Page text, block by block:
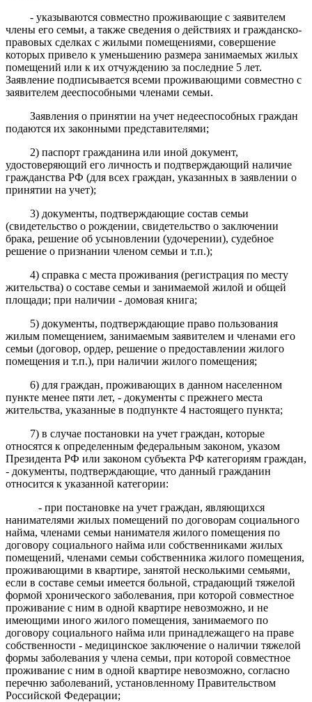
- указываются совместно проживающие с заявителем
члены его семьи, а также сведения о действиях и гражданско-
правовых сделках с жилыми помещениями, совершение
которых привело к уменьшению размера занимаемых жилых
помещений или к их отчуждению за последние 5 лет.
Заявление подписывается всеми проживающими совместно с
заявителем дееспособными членами семьи.
Заявления о принятии на учет недееспособных граждан
подаются их законными представителями;
2) паспорт гражданина или иной документ,
удостоверяющий его личность и подтверждающий наличие
гражданства РФ (для всех граждан, указанных в заявлении о
принятии на учет);
3) документы, подтверждающие состав семьи
(свидетельство о рождении, свидетельство о заключении
брака, решение об усыновлении (удочерении), судебное
решение о признании членом семьи и т.п.);
4) справка с места проживания (регистрация по месту
жительства) о составе семьи и занимаемой жилой и общей
площади; при наличии - домовая книга;
5) документы, подтверждающие право пользования
жилым помещением, занимаемым заявителем и членами его
семьи (договор, ордер, решение о предоставлении жилого
помещения и т.п.), при наличии жилого помещения;
6) для граждан, проживающих в данном населенном
пункте менее пяти лет, - документы с прежнего места
жительства, указанные в подпункте 4 настоящего пункта;
7) в случае постановки на учет граждан, которые
относятся к определенным федеральным законом, указом
Президента РФ или законом субъекта РФ категориям граждан,
- документы, подтверждающие, что данный гражданин
относится к указанной категории:
- при постановке на учет граждан, являющихся
нанимателями жилых помещений по договорам социального
найма, членами семьи нанимателя жилого помещения по
договору социального найма или собственниками жилых
помещений, членами семьи собственника жилого помещения,
проживающими в квартире, занятой несколькими семьями,
если в составе семьи имеется больной, страдающий тяжелой
формой хронического заболевания, при которой совместное
проживание с ним в одной квартире невозможно, и не
имеющими иного жилого помещения, занимаемого по
договору социального найма или принадлежащего на праве
собственности - медицинское заключение о наличии тяжелой
формы заболевания у члена семьи, при которой совместное
проживание с ним в одной квартире невозможно, согласно
перечню заболеваний, установленному Правительством
Российской Федерации;